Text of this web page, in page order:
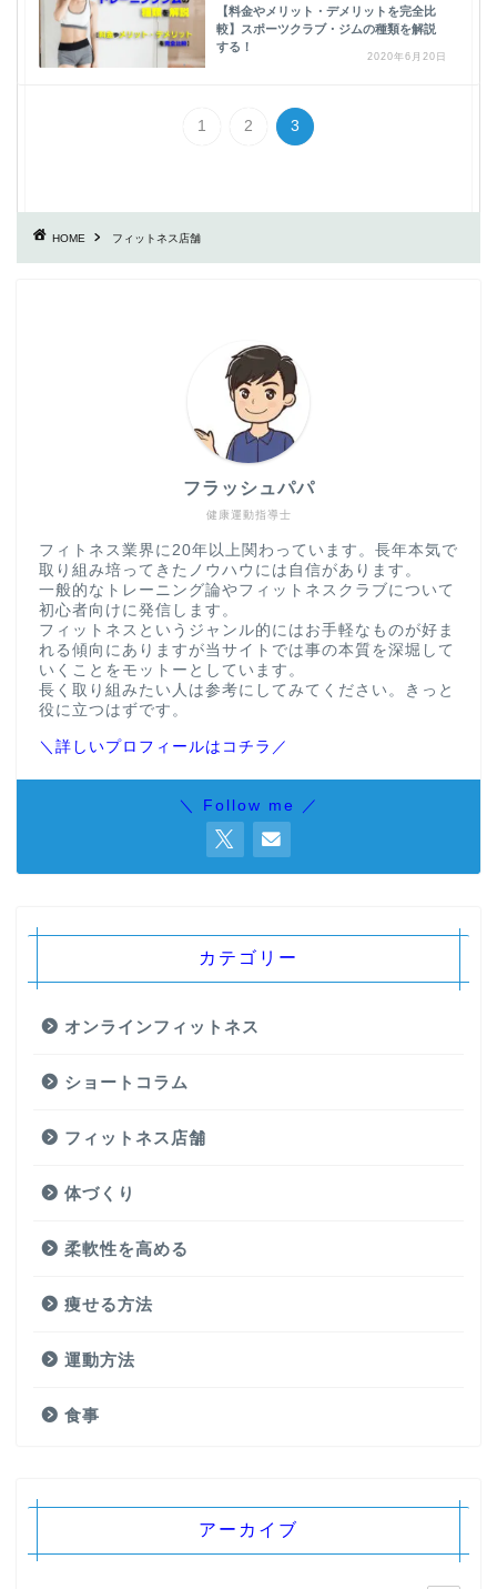
【料金やメリット・デメリットを完全比
較】スポーツクラブ・ジムの種類を解説
する！
2020年6月20日
1 2 3
HOME フィットネス店舗
健康運動指導士
フラッシュパパ
フィトネス業界に20年以上関わっています。長年本気で
取り組み培ってきたノウハウには自信があります。
一般的なトレーニング論やフィットネスクラブについて
初心者向けに発信します。
フィットネスというジャンル的にはお手軽なものが好ま
れる傾向にありますが当サイトでは事の本質を深堀して
いくことをモットーとしています。
長く取り組みたい人は参考にしてみてください。きっと
役に立つはずです。
＼詳しいプロフィールはコチラ／
＼ Follow me ／
カテゴリー
オンラインフィットネス
ショートコラム
フィットネス店舗
体づくり
柔軟性を高める
痩せる方法
運動方法
食事
アーカイブ